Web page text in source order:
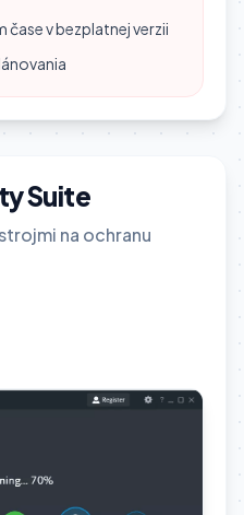
čase v bezplatnej verzii
Suite
na ochranu